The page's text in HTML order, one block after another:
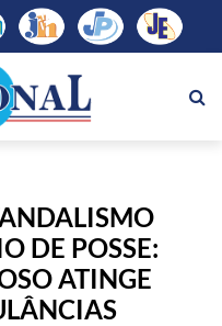
DE POSSE:
ATINGE